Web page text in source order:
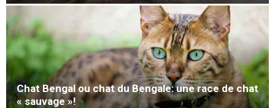
Chat Bengal ou chat du Bengale: une race de chat
« sauvage »!